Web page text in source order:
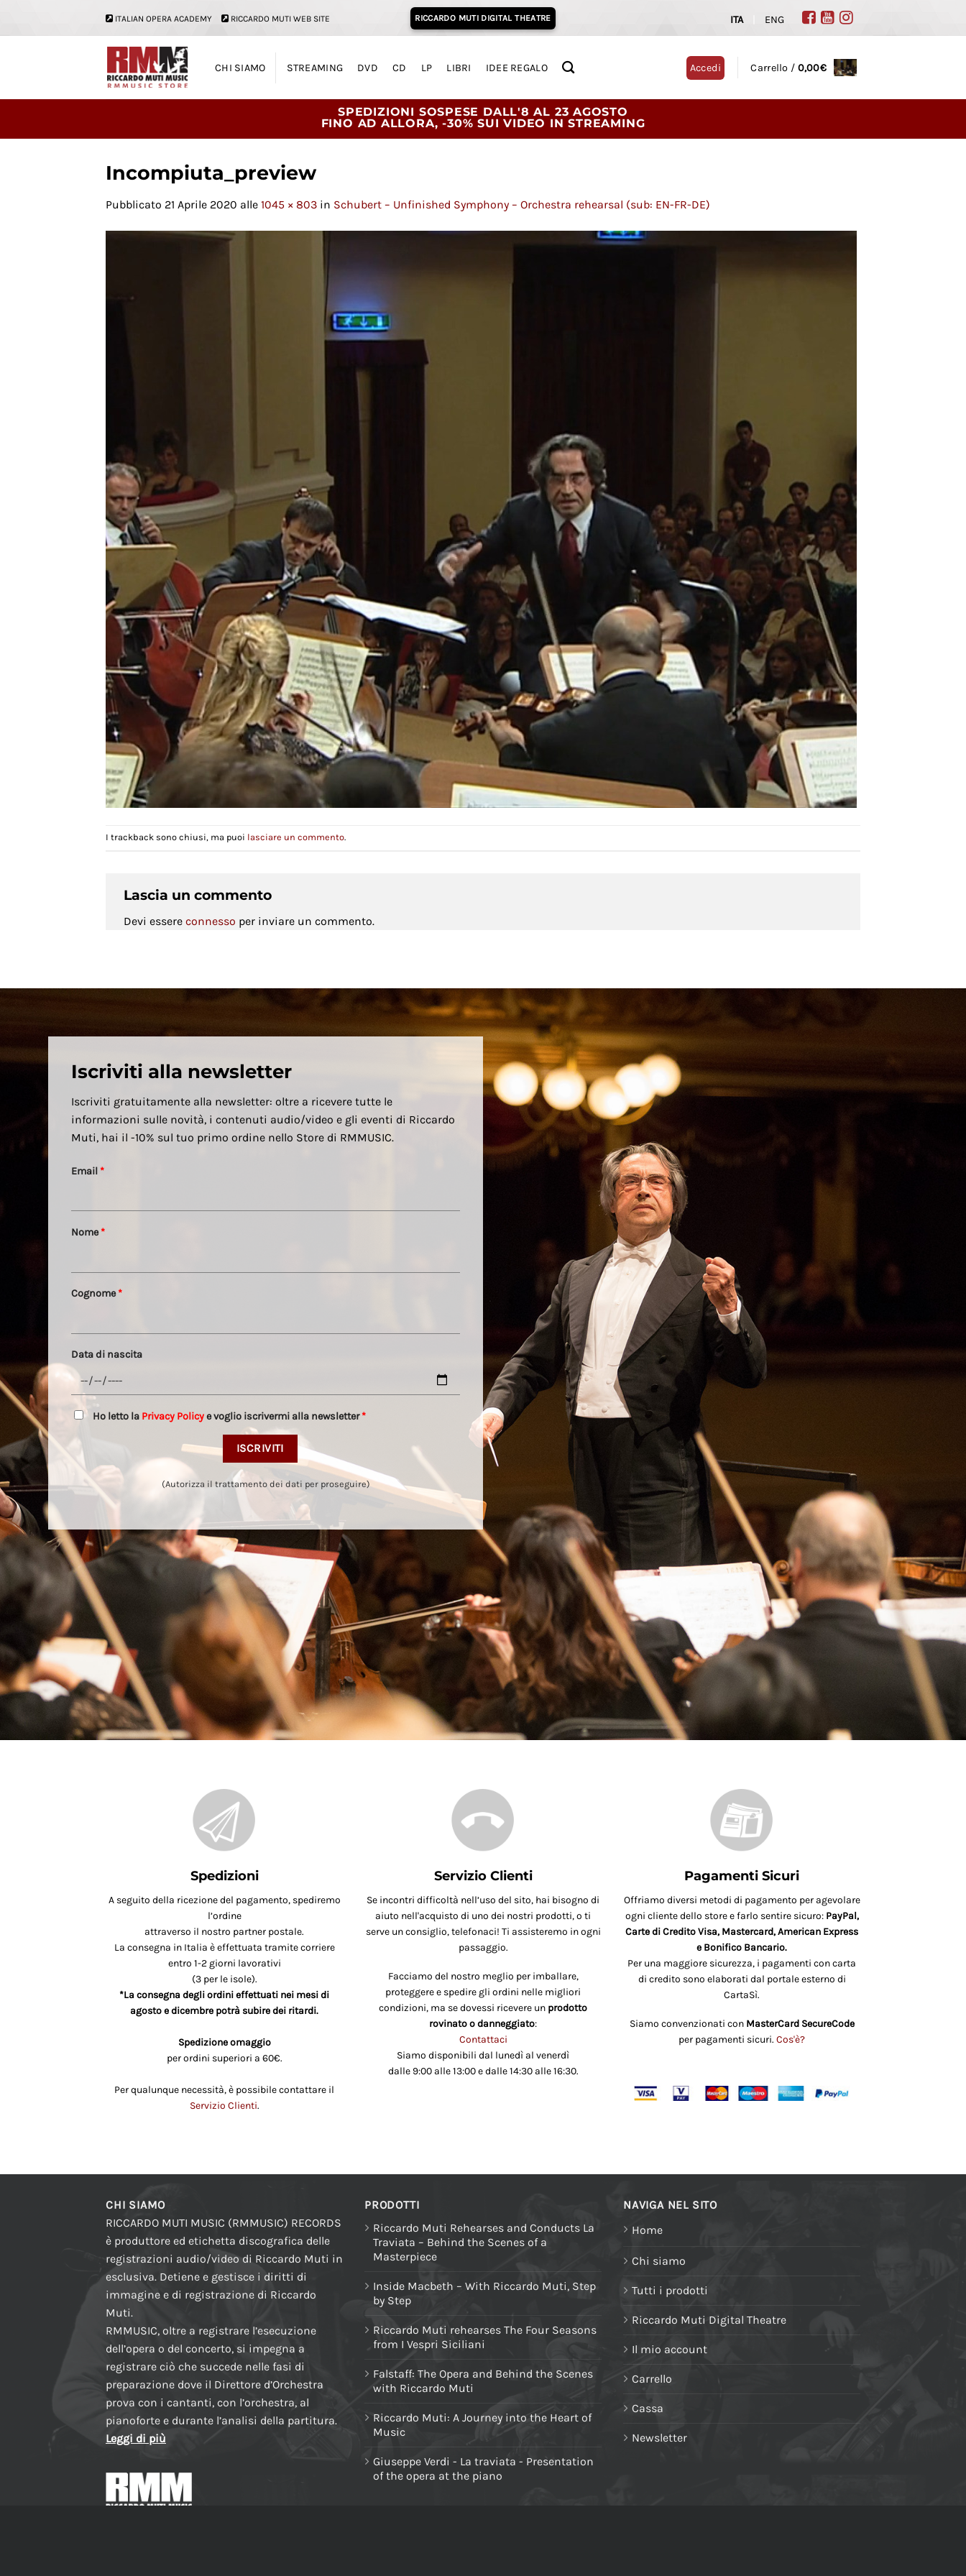
ITALIAN OPERA ACADEMY RICCARDO MUTI WEB SITE RICCARDO MUTI DIGITAL THEATRE ITA ENG
CHI SIAMO STREAMING DVD CD LP LIBRI IDEE REGALO Accedi Carrello / 0,00€
SPEDIZIONI SOSPESE DALL'8 AL 23 AGOSTO
FINO AD ALLORA, -30% SUI VIDEO IN STREAMING
Incompiuta_preview
Pubblicato 21 Aprile 2020 alle 1045 × 803 in Schubert – Unfinished Symphony – Orchestra rehearsal (sub: EN-FR-DE)
I trackback sono chiusi, ma puoi lasciare un commento.
Lascia un commento
Devi essere connesso per inviare un commento.
Iscriviti alla newsletter
Iscriviti gratuitamente alla newsletter: oltre a ricevere tutte le
informazioni sulle novità, i contenuti audio/video e gli eventi di Riccardo
Muti, hai il -10% sul tuo primo ordine nello Store di RMMUSIC.
Email*
Nome*
Cognome*
Data di nascita
Ho letto la Privacy Policye voglio iscrivermi alla newsletter*
(Autorizza il trattamento dei dati per proseguire)
Spedizioni
A seguito della ricezione del pagamento, spediremo
l’ordine
attraverso il nostro partner postale.
La consegna in Italia è effettuata tramite corriere
entro 1-2 giorni lavorativi
(3 per le isole).
*La consegna degli ordini effettuati nei mesi di
agosto e dicembre potrà subire dei ritardi.
Spedizione omaggio
per ordini superiori a 60€.
Per qualunque necessità, è possibile contattare il
Servizio Clienti.
Servizio Clienti
Se incontri difficoltà nell’uso del sito, hai bisogno di
aiuto nell'acquisto di uno dei nostri prodotti, o ti
serve un consiglio, telefonaci! Ti assisteremo in ogni
passaggio.
Facciamo del nostro meglio per imballare,
proteggere e spedire gli ordini nelle migliori
condizioni, ma se dovessi ricevere un prodotto
rovinato o danneggiato:
Contattaci
Siamo disponibili dal lunedì al venerdì
dalle 9:00 alle 13:00 e dalle 14:30 alle 16:30.
Pagamenti Sicuri
Offriamo diversi metodi di pagamento per agevolare
ogni cliente dello store e farlo sentire sicuro: PayPal,
Carte di Credito Visa, Mastercard, American Express
e Bonifico Bancario.
Per una maggiore sicurezza, i pagamenti con carta
di credito sono elaborati dal portale esterno di
CartaSì.
Siamo convenzionati con MasterCard SecureCode
per pagamenti sicuri. Cos'è?
CHI SIAMO
RICCARDO MUTI MUSIC (RMMUSIC) RECORDS
è produttore ed etichetta discografica delle
registrazioni audio/video di Riccardo Muti in
esclusiva. Detiene e gestisce i diritti di
immagine e di registrazione di Riccardo
Muti.
RMMUSIC, oltre a registrare l’esecuzione
dell’opera o del concerto, si impegna a
registrare ciò che succede nelle fasi di
preparazione dove il Direttore d’Orchestra
prova con i cantanti, con l’orchestra, al
pianoforte e durante l’analisi della partitura.
Leggi di più
PRODOTTI
Riccardo Muti Rehearses and Conducts La
Traviata – Behind the Scenes of a
Masterpiece
Inside Macbeth – With Riccardo Muti, Step
by Step
Riccardo Muti rehearses The Four Seasons
from I Vespri Siciliani
Falstaff: The Opera and Behind the Scenes
with Riccardo Muti
Riccardo Muti: A Journey into the Heart of
Music
Giuseppe Verdi - La traviata - Presentation
of the opera at the piano
NAVIGA NEL SITO
Home
Chi siamo
Tutti i prodotti
Riccardo Muti Digital Theatre
Il mio account
Carrello
Cassa
Newsletter